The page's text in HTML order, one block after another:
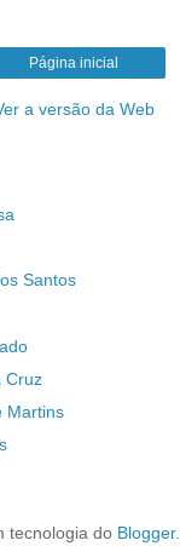
Página inicial
a versão da Web
Santos
Cruz
Martins
tecnologia do Blogger.